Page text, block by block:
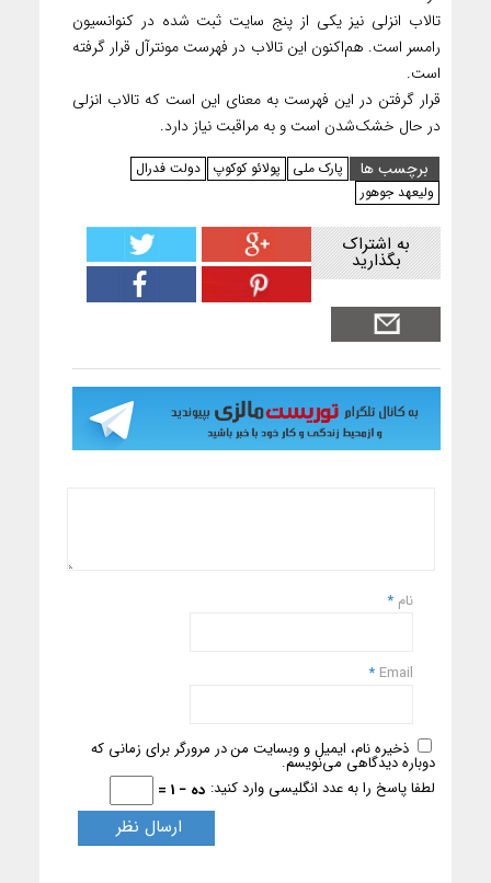
تالاب انزلی نیز یکی از پنج سایت ثبت شده در کنوانسیون
رامسر است. هم‌اکنون این تالاب در فهرست مونترآل قرار گرفته‌
است.
قرار گرفتن در این فهرست به معنای این است که تالاب انزلی
در حال خشک‌شدن است و به مراقبت نیاز دارد.
برچسب ها
پارک ملی پولائو کوکوپ
دولت فدرال
ولیعهد جوهور
به اشتراک
بگذارید
نام *
Email
*
ذخیره نام، ایمیل و وبسایت من در مرورگر برای زمانی که
دوباره دیدگاهی می‌نویسم.
لطفا پاسخ را به عدد انگلیسی وارد کنید: ده − 1 =